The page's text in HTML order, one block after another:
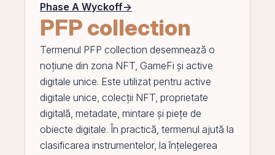
Phase A Wyckoff→
PFP collection
Termenul PFP collection desemnează o
noțiune din zona NFT, GameFi și active
digitale unice. Este utilizat pentru active
digitale unice, colecții NFT, proprietate
digitală, metadate, mintare și piețe de
obiecte digitale. În practică, termenul ajută la
clasificarea instrumentelor, la înțelegerea